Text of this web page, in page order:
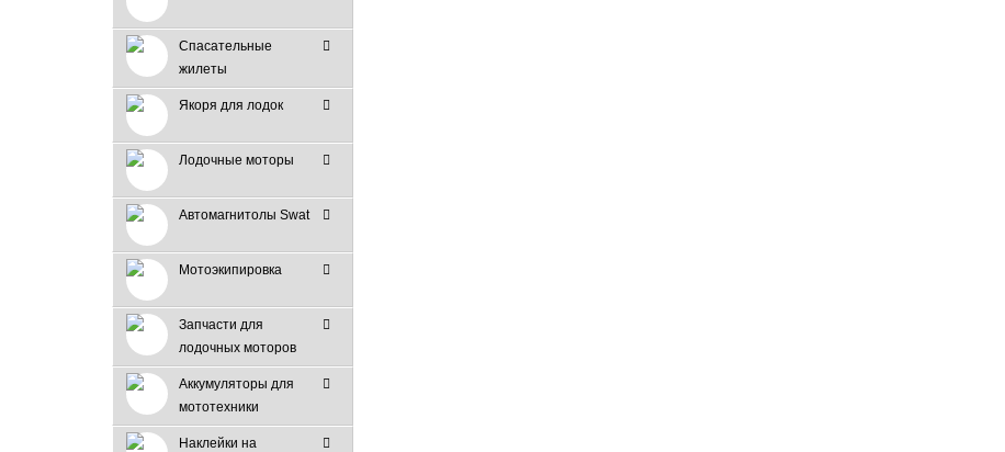
Спасательные
жилеты
Якоря для лодок
Лодочные моторы
Автомагнитолы Swat
Мотоэкипировка
Запчасти для
лодочных моторов
Аккумуляторы для
мототехники
Наклейки на